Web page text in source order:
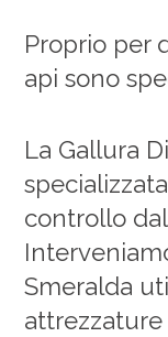
Proprio per
api sono
La Gallura
controllo
Smeralda